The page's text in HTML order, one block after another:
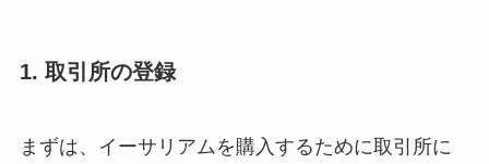
1. 取引所の登録
まずは、イーサリアムを購入するために取引所に